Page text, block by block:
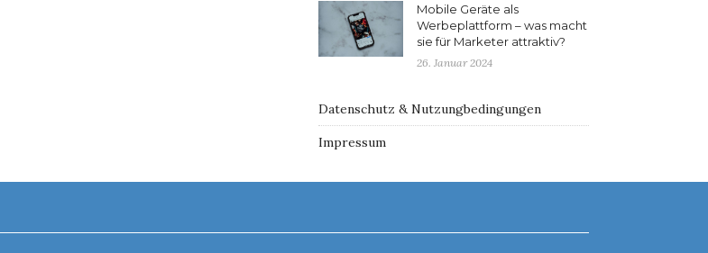
Mobile Geräte als
Werbeplattform – was macht
sie für Marketer attraktiv?
26. Januar 2024
Datenschutz & Nutzungbedingungen
Impressum